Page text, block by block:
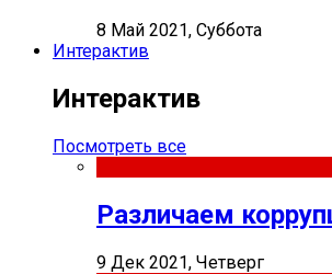
8 Май 2021, Суббота
Интерактив
Интерактив
Посмотреть все
Различаем
9 Дек 2021, Четверг